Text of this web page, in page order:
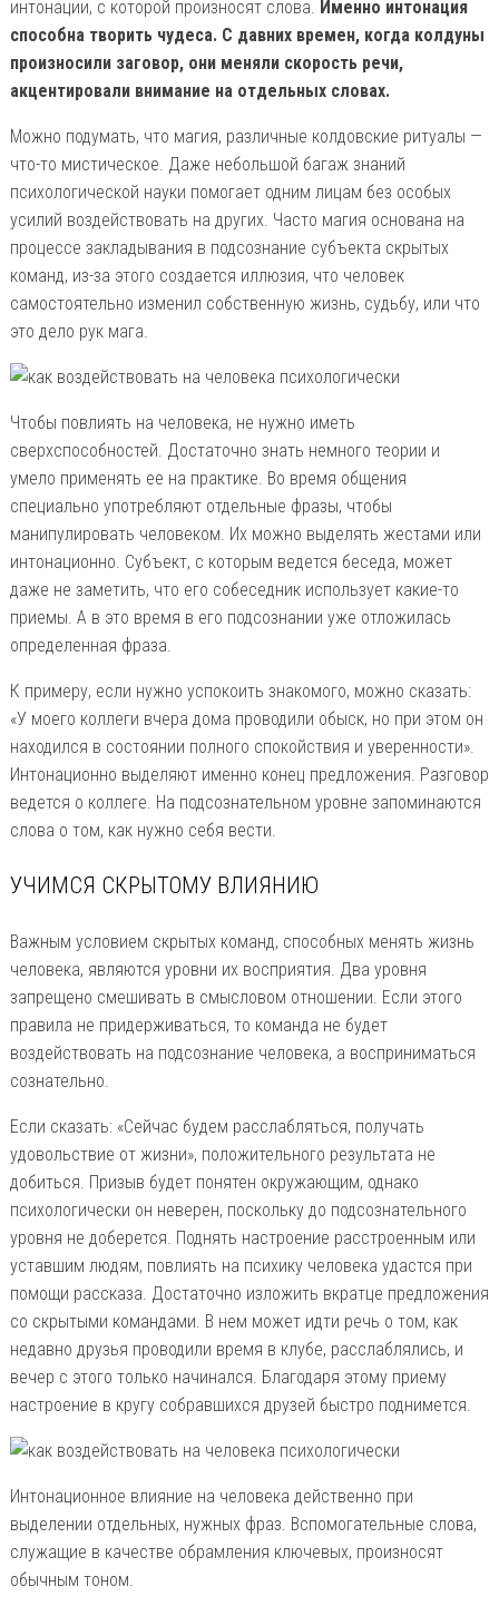
интонации, с которой произносят слова. Именно интонация
способна творить чудеса. С давних времен, когда колдуны
произносили заговор, они меняли скорость речи,
акцентировали внимание на отдельных словах.
Можно подумать, что магия, различные колдовские ритуалы —
что-то мистическое. Даже небольшой багаж знаний
психологической науки помогает одним лицам без особых
усилий воздействовать на других. Часто магия основана на
процессе закладывания в подсознание субъекта скрытых
команд, из-за этого создается иллюзия, что человек
самостоятельно изменил собственную жизнь, судьбу, или что
это дело рук мага.
Чтобы повлиять на человека, не нужно иметь
сверхспособностей. Достаточно знать немного теории и
умело применять ее на практике. Во время общения
специально употребляют отдельные фразы, чтобы
манипулировать человеком. Их можно выделять жестами или
интонационно. Субъект, с которым ведется беседа, может
даже не заметить, что его собеседник использует какие-то
приемы. А в это время в его подсознании уже отложилась
определенная фраза.
К примеру, если нужно успокоить знакомого, можно сказать:
«У моего коллеги вчера дома проводили обыск, но при этом он
находился в состоянии полного спокойствия и уверенности».
Интонационно выделяют именно конец предложения. Разговор
ведется о коллеге. На подсознательном уровне запоминаются
слова о том, как нужно себя вести.
УЧИМСЯ СКРЫТОМУ ВЛИЯНИЮ
Важным условием скрытых команд, способных менять жизнь
человека, являются уровни их восприятия. Два уровня
запрещено смешивать в смысловом отношении. Если этого
правила не придерживаться, то команда не будет
воздействовать на подсознание человека, а восприниматься
сознательно.
Если сказать: «Сейчас будем расслабляться, получать
удовольствие от жизни», положительного результата не
добиться. Призыв будет понятен окружающим, однако
психологически он неверен, поскольку до подсознательного
уровня не доберется. Поднять настроение расстроенным или
уставшим людям, повлиять на психику человека удастся при
помощи рассказа. Достаточно изложить вкратце предложения
со скрытыми командами. В нем может идти речь о том, как
недавно друзья проводили время в клубе, расслаблялись, и
вечер с этого только начинался. Благодаря этому приему
настроение в кругу собравшихся друзей быстро поднимется.
Интонационное влияние на человека действенно при
выделении отдельных, нужных фраз. Вспомогательные слова,
служащие в качестве обрамления ключевых, произносят
обычным тоном.